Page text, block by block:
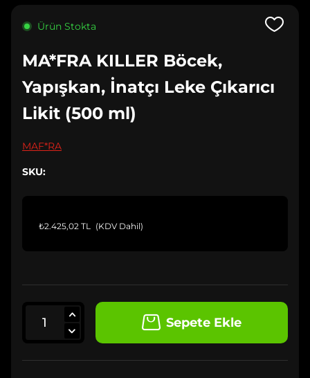
Ürün Stokta
MA*FRA KILLER Böcek,
Yapışkan, İnatçı Leke Çıkarıcı
Likit (500 ml)
MAF*RA
SKU:
₺2.425,02 TL (KDV Dahil)
Sepete Ekle